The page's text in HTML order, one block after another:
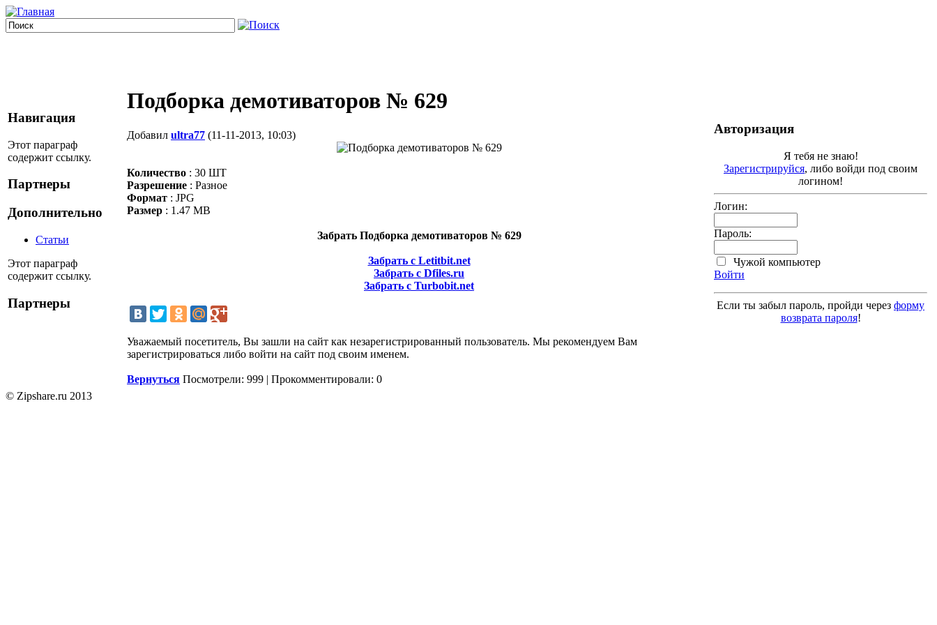
Навигация
Этот параграф
содержит ссылку.
Партнеры
Дополнительно
Статьи
Этот параграф
содержит ссылку.
Партнеры
Подборка демотиваторов № 629
Добавил ultra77 (11-11-2013, 10:03)
Количество : 30 ШТ
Разрешение : Разное
Формат : JPG
Размер : 1.47 MB
Забрать Подборка демотиваторов № 629
Забрать с Letitbit.net
Забрать с Dfiles.ru
Забрать с Turbobit.net
Уважаемый посетитель, Вы зашли на сайт как незарегистрированный пользователь. Мы рекомендуем Вам
зарегистрироваться либо войти на сайт под своим именем.
Вернуться Посмотрели: 999 | Прокомментировали: 0
Авторизация
Я тебя не знаю!
Зарегистрируйся, либо войди под своим
логином!
Логин:
Пароль:
Чужой компьютер
Войти
Если ты забыл пароль, пройди через форму
возврата пароля!
© Zipshare.ru 2013